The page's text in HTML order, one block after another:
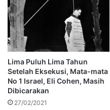
Lima Puluh Lima Tahun
Setelah Eksekusi, Mata-mata
No 1 Israel, Eli Cohen, Masih
Dibicarakan
27/02/2021